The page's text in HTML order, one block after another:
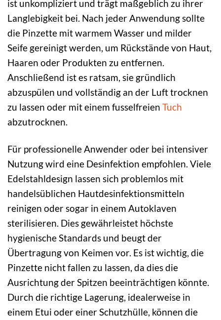
ist unkompliziert und trägt maßgeblich zu ihrer
Langlebigkeit bei. Nach jeder Anwendung sollte
die Pinzette mit warmem Wasser und milder
Seife gereinigt werden, um Rückstände von Haut,
Haaren oder Produkten zu entfernen.
Anschließend ist es ratsam, sie gründlich
abzuspülen und vollständig an der Luft trocknen
zu lassen oder mit einem fusselfreien Tuch
abzutrocknen.
Für professionelle Anwender oder bei intensiver
Nutzung wird eine Desinfektion empfohlen. Viele
Edelstahldesign lassen sich problemlos mit
handelsüblichen Hautdesinfektionsmitteln
reinigen oder sogar in einem Autoklaven
sterilisieren. Dies gewährleistet höchste
hygienische Standards und beugt der
Übertragung von Keimen vor. Es ist wichtig, die
Pinzette nicht fallen zu lassen, da dies die
Ausrichtung der Spitzen beeinträchtigen könnte.
Durch die richtige Lagerung, idealerweise in
einem Etui oder einer Schutzhülle, können die